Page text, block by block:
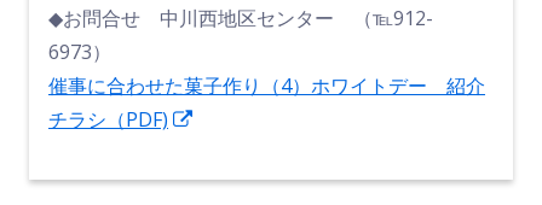
◆お問合せ 中川西地区センター （℡912-
6973）
催事に合わせた菓子作り（4）ホワイトデー 紹介
チラシ（PDF)
い